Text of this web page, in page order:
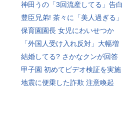
神田うの「3回流産してる」告白
豊臣兄弟! 茶々に「美人過ぎる」
保育園園長 女児にわいせつか
「外国人受け入れ反対」大幅増
結婚してる? さかなクンが回答
甲子園 初めてビデオ検証を実施
地震に便乗した詐欺 注意喚起